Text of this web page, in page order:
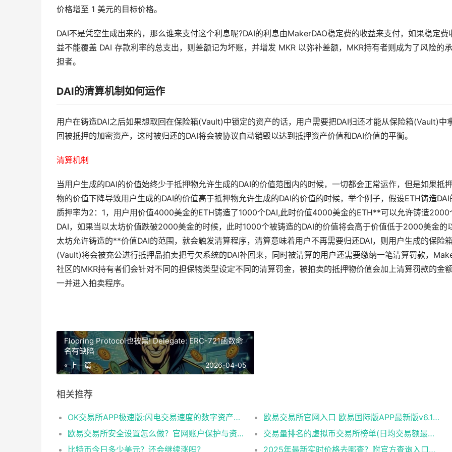
价格增至 1 美元的目标价格。
DAI不是凭空生成出来的，那么谁来支付这个利息呢?DAI的利息由MakerDAO稳定费的收益来支付，如果稳定费
益不能覆盖 DAI 存款利率的总支出，则差额记为坏账，并增发 MKR 以弥补差额，MKR持有者则成为了风险的承
担者。
DAI的清算机制如何运作
用户在铸造DAI之后如果想取回在保险箱(Vault)中锁定的资产的话，用户需要把DAI归还才能从保险箱(Vault)中
回被抵押的加密资产，这时被归还的DAI将会被协议自动销毁以达到抵押资产价值和DAI价值的平衡。
清算机制
当用户生成的DAI的价值始终少于抵押物允许生成的DAI的价值范围内的时候，一切都会正常运作，但是如果抵押
物的价值下降导致用户生成的DAI的价值高于抵押物允许生成的DAI的价值的时候，举个例子，假设ETH铸造DAI
质押率为2：1，用户用价值4000美金的ETH铸造了1000个DAI,此时价值4000美金的ETH**可以允许铸造2000
DAI，如果当以太坊价值跌破2000美金的时候，此时1000个被铸造的DAI的价值将会高于价值低于2000美金的
太坊允许铸造的**价值DAI的范围，就会触发清算程序，清算意味着用户不再需要归还DAI，则用户生成的保险
(Vault)将会被充公进行抵押品拍卖把亏欠系统的DAI补回来，同时被清算的用户还需要缴纳一笔清算罚款，
社区的MKR持有者们会针对不同的担保物类型设定不同的清算罚金，被拍卖的抵押物价值会加上清算罚款的金
一并进入拍卖程序。
Flooring Protocol也被黑! Delegate: ERC-721函数命
名有缺陷
« 上一篇 2026-04-05
相关推荐
OK交易所APP极速版:闪电交易速度的数字资产平台​
欧易交易所官网入口 欧易国际版APP最新版v6.144.0下载与使用指南
欧易交易所安全设置怎么做？官网账户保护与资产防盗完整教程
交易量排名的虚拟币交易所榜单(日均交易额最高的10家平台)
比特币今日多少美元？还会继续涨吗？​
2025年最新实时价格去哪查？附官方查询入口与走势图！​